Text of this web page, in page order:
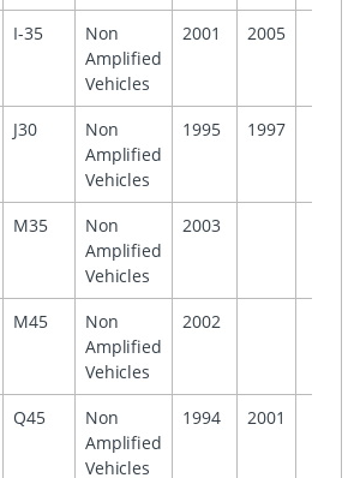
I-35
Non
Amplified
Vehicles
2001 2005
J30
Non
Amplified
Vehicles
1995 1997
M35
Non
Amplified
Vehicles
2003
M45
Non
Amplified
Vehicles
2002
Q45
Non
Amplified
Vehicles
1994 2001